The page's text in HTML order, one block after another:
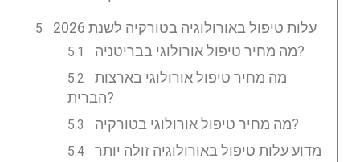
עלות טיפול באורולוגיה בטורקיה לשנת 2026
מה מחיר טיפול אורולוגי בבריטניה?
מה מחיר טיפול אורולוגי בארצות
הברית?
מה מחיר טיפול אורולוגי בטורקיה?
מדוע עלות טיפול באורולוגיה זולה יותר